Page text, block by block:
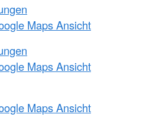
Maps Ansicht
Maps Ansicht
Maps Ansicht